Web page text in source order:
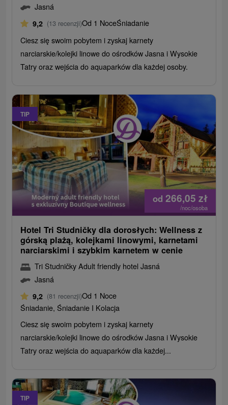
Jasná
9,2 (13 recenzji)Od 1 NoceŚniadanie
Ciesz się swoim pobytem i zyskaj karnety
narciarskie/kolejki linowe do ośrodków Jasna i Wysokie
Tatry oraz wejścia do aquaparków dla każdej osoby.
TIP
od 266,05 zł
/noc/osoba
Hotel Tri Studničky dla dorosłych: Wellness z
górską plażą, kolejkami linowymi, karnetami
narciarskimi i szybkim karnetem w cenie
Tri Studničky Adult friendly hotel Jasná
Jasná
9,2 (81 recenzji)Od 1 Noce
Śniadanie, Śniadanie I Kolacja
Ciesz się swoim pobytem i zyskaj karnety
narciarskie/kolejki linowe do ośrodków Jasna i Wysokie
Tatry oraz wejścia do aquaparków dla każdej...
TIP